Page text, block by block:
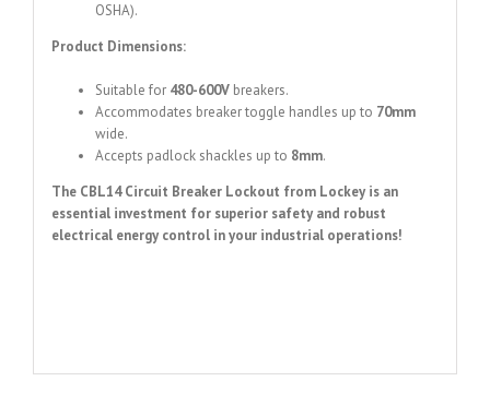
OSHA).
Product Dimensions:
Suitable for 480-600Vbreakers.
Accommodates breaker toggle handles up to 70mm
wide.
Accepts padlock shackles up to 8mm.
The CBL14 Circuit Breaker Lockout from Lockey is an
essential investment for superior safety and robust
electrical energy control in your industrial operations!